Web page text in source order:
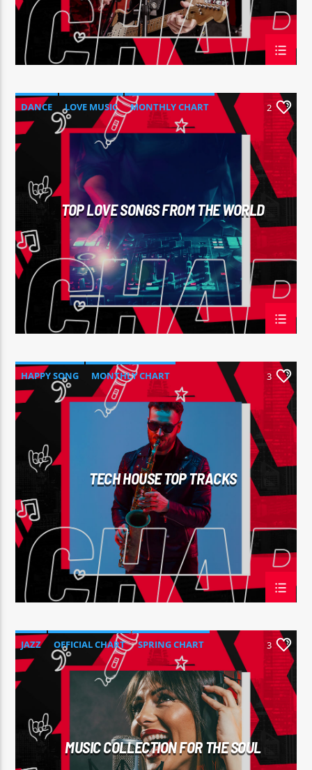
DANCE LOVE MUSIC
MONTHLY CHART
SPRING CHART
2
TOP LOVE SONGS FROM THE WORLD
HAPPY SONG
MONTHLY CHART
SUMMER CHART
TECH HOUSE
3
TECH HOUSE TOP TRACKS
JAZZ OFFICIAL CHART SPRING CHART 3
MUSIC COLLECTION FOR THE SOUL